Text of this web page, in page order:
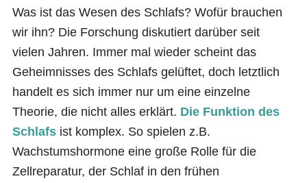
Was ist das Wesen des Schlafs? Wofür brauchen
wir ihn? Die Forschung diskutiert darüber seit
vielen Jahren. Immer mal wieder scheint das
Geheimnisses des Schlafs gelüftet, doch letztlich
handelt es sich immer nur um eine einzelne
Theorie, die nicht alles erklärt. Die Funktion des
Schlafsist komplex. So spielen z.B.
Wachstumshormone eine große Rolle für die
Zellreparatur, der Schlaf in den frühen